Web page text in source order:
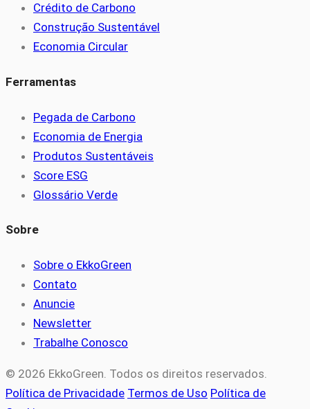
Crédito de Carbono
Construção Sustentável
Economia Circular
Ferramentas
Pegada de Carbono
Economia de Energia
Produtos Sustentáveis
Score ESG
Glossário Verde
Sobre
Sobre o EkkoGreen
Contato
Anuncie
Newsletter
Trabalhe Conosco
© 2026 EkkoGreen. Todos os direitos reservados.
Política de Privacidade Termos de Uso Política de